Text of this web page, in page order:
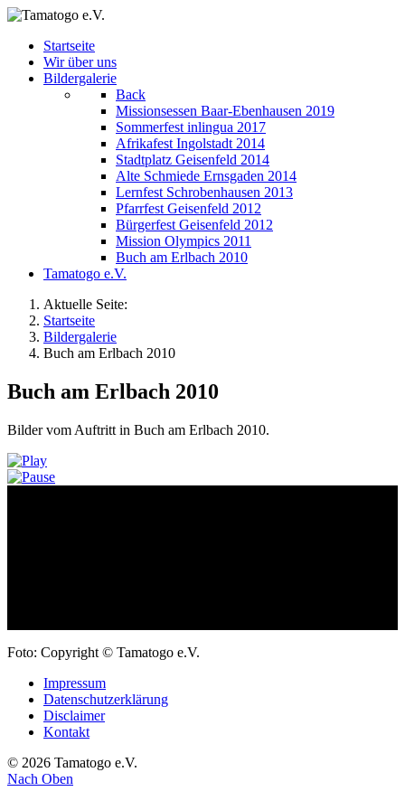
Startseite
Wir über uns
Bildergalerie
Back
Missionsessen Baar-Ebenhausen 2019
Sommerfest inlingua 2017
Afrikafest Ingolstadt 2014
Stadtplatz Geisenfeld 2014
Alte Schmiede Ernsgaden 2014
Lernfest Schrobenhausen 2013
Pfarrfest Geisenfeld 2012
Bürgerfest Geisenfeld 2012
Mission Olympics 2011
Buch am Erlbach 2010
Tamatogo e.V.
Aktuelle Seite:
Startseite
Bildergalerie
Buch am Erlbach 2010
Buch am Erlbach 2010
Bilder vom Auftritt in Buch am Erlbach 2010.
Foto: Copyright © Tamatogo e.V.
Impressum
Datenschutzerklärung
Disclaimer
Kontakt
© 2026 Tamatogo e.V.
Nach Oben